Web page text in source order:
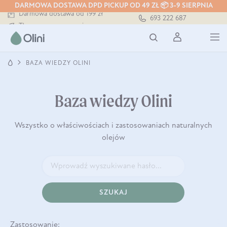
DARMOWA DOSTAWA DPD PICKUP OD 49 ZŁ 📦 3-9 SIERPNIA
Darmowa dostawa od 199 zł
Darmowa dostawa od 199 zł
693 222 687
BAZA WIEDZY OLINI
Baza wiedzy Olini
Wszystko o właściwościach i zastosowaniach naturalnych
olejów
SZUKAJ
Zastosowanie: